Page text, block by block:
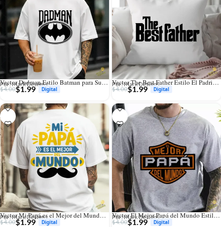
Vector Dadman Estilo Batman para Sublimación y Estampado
Por: Mark Designs
$4.00$1.99
Vector The Best Father Estilo El Padrino para Sublimación
Por: Mark Designs
$4.00$1.99
Vector Mi Papá es el Mejor del Mundo Diseño para Sublimación
Por: Mark Designs
$4.00$1.99
Vector El Mejor Papá del Mundo Estilo Motero para Sublimación
Por: Mark Designs
$4.00$1.99